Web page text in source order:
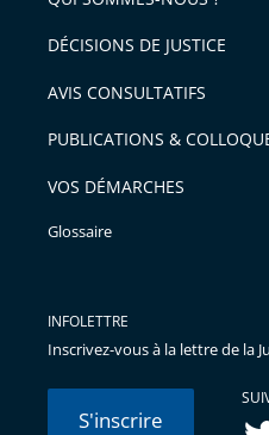
après
pour
avant
DÉCISIONS DE JUSTICE
AVIS CONSULTATIFS
PUBLICATIONS &
VOS DÉMARCHES
Glossaire
INFOLETTRE
Inscrivez-vous à la lettre de la
S'inscrire